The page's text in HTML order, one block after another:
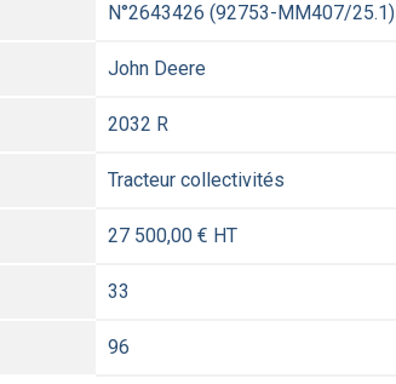
N°2643426 (92753-MM407/25.1)
John Deere
2032 R
Tracteur collectivités
27 500,00 € HT
33
96